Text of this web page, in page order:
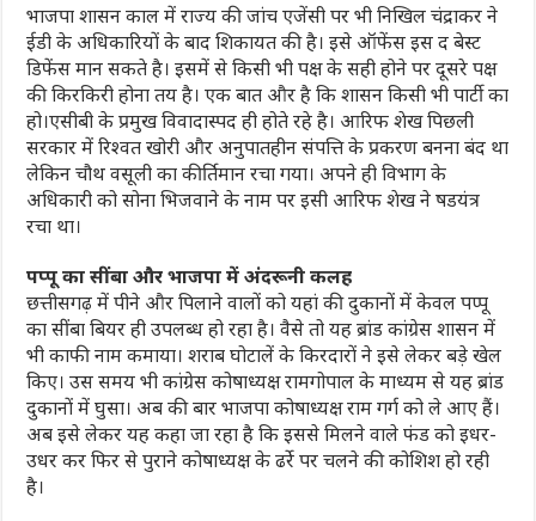
भाजपा शासन काल में राज्य की जांच एजेंसी पर भी निखिल चंद्राकर ने
ईडी के अधिकारियों के बाद शिकायत की है। इसे ऑफेंस इस द बेस्ट
डिफेंस मान सकते है। इसमें से किसी भी पक्ष के सही होने पर दूसरे पक्ष
की किरकिरी होना तय है। एक बात और है कि शासन किसी भी पार्टी का
हो।एसीबी के प्रमुख विवादास्पद ही होते रहे है। आरिफ शेख पिछली
सरकार में रिश्वत खोरी और अनुपातहीन संपत्ति के प्रकरण बनना बंद था
लेकिन चौथ वसूली का कीर्तिमान रचा गया। अपने ही विभाग के
अधिकारी को सोना भिजवाने के नाम पर इसी आरिफ शेख ने षडयंत्र
रचा था।
पप्पू का सींबा और भाजपा में अंदरूनी कलह
छत्तीसगढ़ में पीने और पिलाने वालों को यहां की दुकानों में केवल पप्पू
का सींबा बियर ही उपलब्ध हो रहा है। वैसे तो यह ब्रांड कांग्रेस शासन में
भी काफी नाम कमाया। शराब घोटालें के किरदारों ने इसे लेकर बड़े खेल
किए। उस समय भी कांग्रेस कोषाध्यक्ष रामगोपाल के माध्यम से यह ब्रांड
दुकानों में घुसा। अब की बार भाजपा कोषाध्यक्ष राम गर्ग को ले आए हैं।
अब इसे लेकर यह कहा जा रहा है कि इससे मिलने वाले फंड को इधर-
उधर कर फिर से पुराने कोषाध्यक्ष के ढर्रे पर चलने की कोशिश हो रही
है।